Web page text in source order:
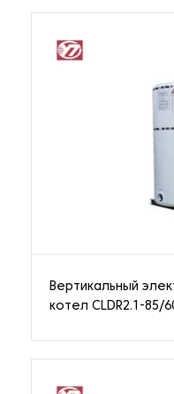
Вертикальный
котел CLDR2.1-85/